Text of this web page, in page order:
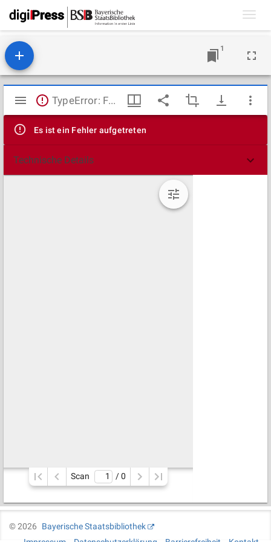
1
Mirador
Viewer
TypeError: Failed to fetch
Es ist ein Fehler aufgetreten
Technische Details
Scan / 0
©2026
Bayerische Staatsbibliothek